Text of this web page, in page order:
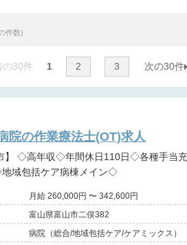
件数)
の30件 1 2 3 次の30件
院の作業療法士(OT)求人
やすい◇ボー
域包括ケア病棟メイン◇
月給 260,000円 〜 342,600円
富山県富山市二俣382
病院（総合/地域包括ケア/ケアミックス）